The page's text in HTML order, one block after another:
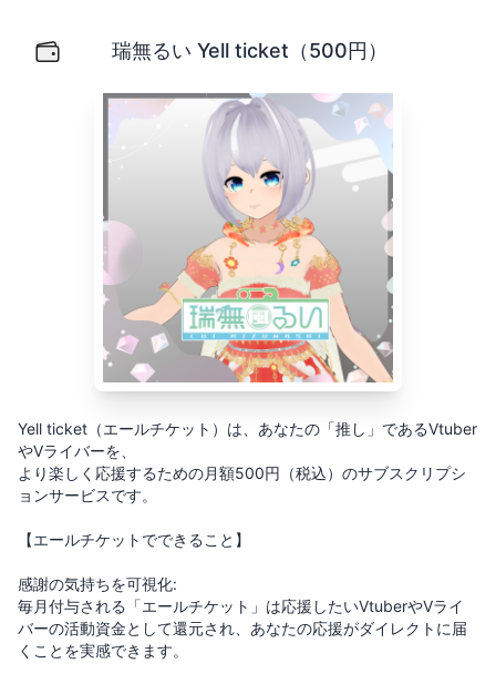
瑞無るい Yell ticket（500円）
Yell ticket（エールチケット）は、あなたの「推し」であるVtuber
やVライバーを、
より楽しく応援するための月額500円（税込）のサブスクリプシ
ョンサービスです。
【エールチケットでできること】
感謝の気持ちを可視化:
毎月付与される「エールチケット」は応援したいVtuberやVライ
バーの活動資金として還元され、あなたの応援がダイレクトに届
くことを実感できます。